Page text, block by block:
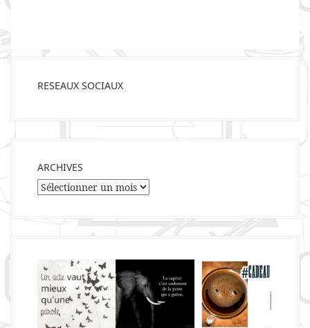
RESEAUX SOCIAUX
ARCHIVES
Archives